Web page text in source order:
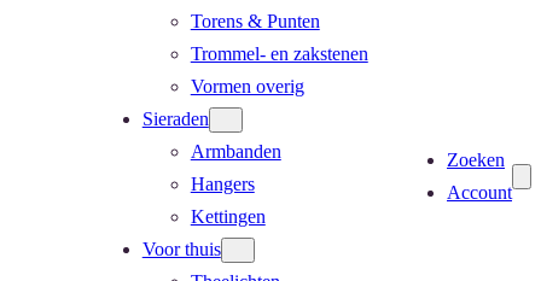
Torens & Punten
Trommel- en zakstenen
Vormen overig
Sieraden
Armbanden
Hangers
Kettingen
Voor thuis
Zoeken
Account